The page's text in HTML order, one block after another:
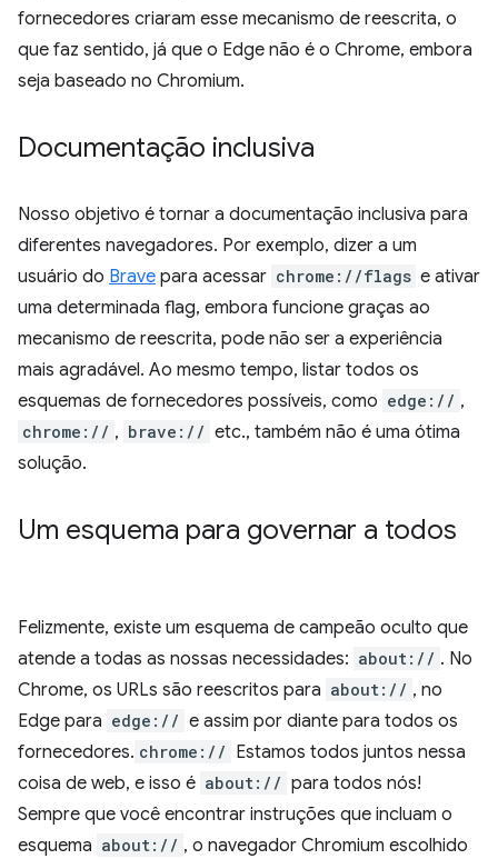
fornecedores criaram esse mecanismo de reescrita, o
que faz sentido, já que o Edge não é o Chrome, embora
seja baseado no Chromium.
Documentação inclusiva
Nosso objetivo é tornar a documentação inclusiva para
diferentes navegadores. Por exemplo, dizer a um
usuário do Brave para acessar chrome://flags e ativar
uma determinada flag, embora funcione graças ao
mecanismo de reescrita, pode não ser a experiência
mais agradável. Ao mesmo tempo, listar todos os
esquemas de fornecedores possíveis, como edge:// ,
chrome:// , brave:// etc., também não é uma ótima
solução.
Um esquema para governar a todos
Felizmente, existe um esquema de campeão oculto que
atende a todas as nossas necessidades: about:// . No
Chrome, os URLs são reescritos para about:// , no
Edge para edge:// e assim por diante para todos os
fornecedores. chrome:// Estamos todos juntos nessa
coisa de web, e isso é about:// para todos nós!
Sempre que você encontrar instruções que incluam o
esquema about:// , o navegador Chromium escolhido